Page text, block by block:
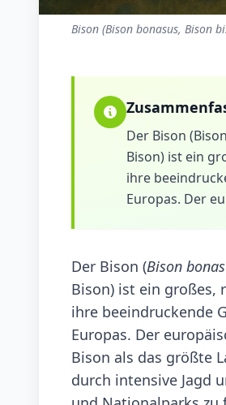
Bison (Bison bonasus, Bison
Der Bison
Bison) ist ein
ihre
Europas. Der
Der Bison (Bison
Bison) ist ein großes,
ihre beeindruckende
Europas. Der
Bison als das größte
durch intensive Jagd